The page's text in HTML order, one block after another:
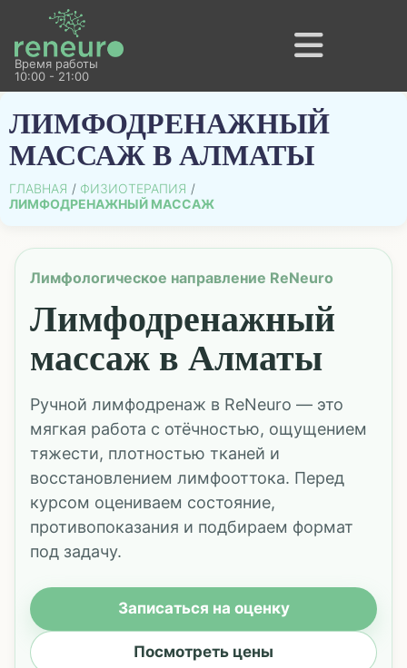
Время работы
10:00 - 21:00
ЛИМФОДРЕНАЖНЫЙ
МАССАЖ В АЛМАТЫ
ГЛАВНАЯ
ФИЗИОТЕРАПИЯ
ЛИМФОДРЕНАЖНЫЙ МАССАЖ
Лимфологическое направление ReNeuro
Лимфодренажный
массаж в Алматы
Ручной лимфодренаж в ReNeuro — это
мягкая работа с отёчностью, ощущением
тяжести, плотностью тканей и
восстановлением лимфооттока. Перед
курсом оцениваем состояние,
противопоказания и подбираем формат
под задачу.
Записаться на оценку
Посмотреть цены